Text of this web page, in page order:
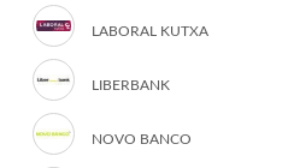
LABORAL KUTXA
LIBERBANK
NOVO BANCO